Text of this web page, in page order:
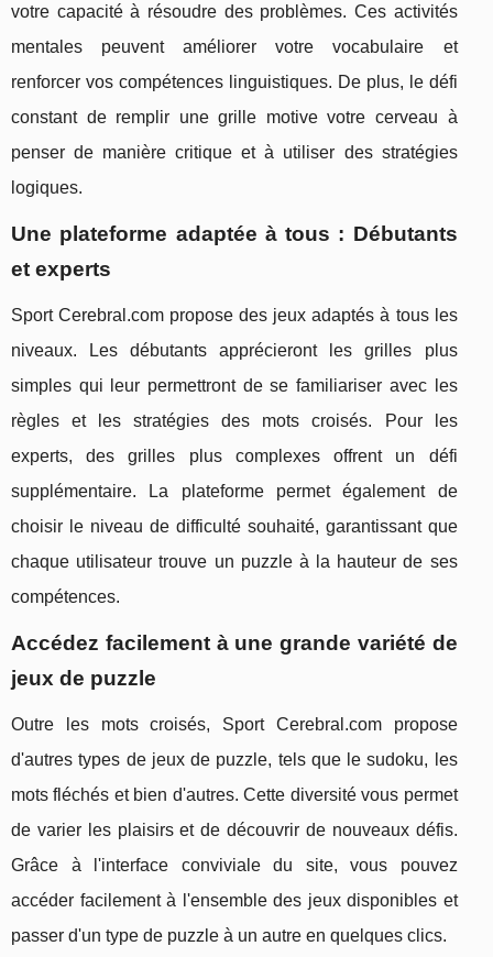
votre capacité à résoudre des problèmes. Ces activités
mentales peuvent améliorer votre vocabulaire et
renforcer vos compétences linguistiques. De plus, le défi
constant de remplir une grille motive votre cerveau à
penser de manière critique et à utiliser des stratégies
logiques.
Une plateforme adaptée à tous : Débutants
et experts
Sport Cerebral.com propose des jeux adaptés à tous les
niveaux. Les débutants apprécieront les grilles plus
simples qui leur permettront de se familiariser avec les
règles et les stratégies des mots croisés. Pour les
experts, des grilles plus complexes offrent un défi
supplémentaire. La plateforme permet également de
choisir le niveau de difficulté souhaité, garantissant que
chaque utilisateur trouve un puzzle à la hauteur de ses
compétences.
Accédez facilement à une grande variété de
jeux de puzzle
Outre les mots croisés, Sport Cerebral.com propose
d'autres types de jeux de puzzle, tels que le sudoku, les
mots fléchés et bien d'autres. Cette diversité vous permet
de varier les plaisirs et de découvrir de nouveaux défis.
Grâce à l'interface conviviale du site, vous pouvez
accéder facilement à l'ensemble des jeux disponibles et
passer d'un type de puzzle à un autre en quelques clics.